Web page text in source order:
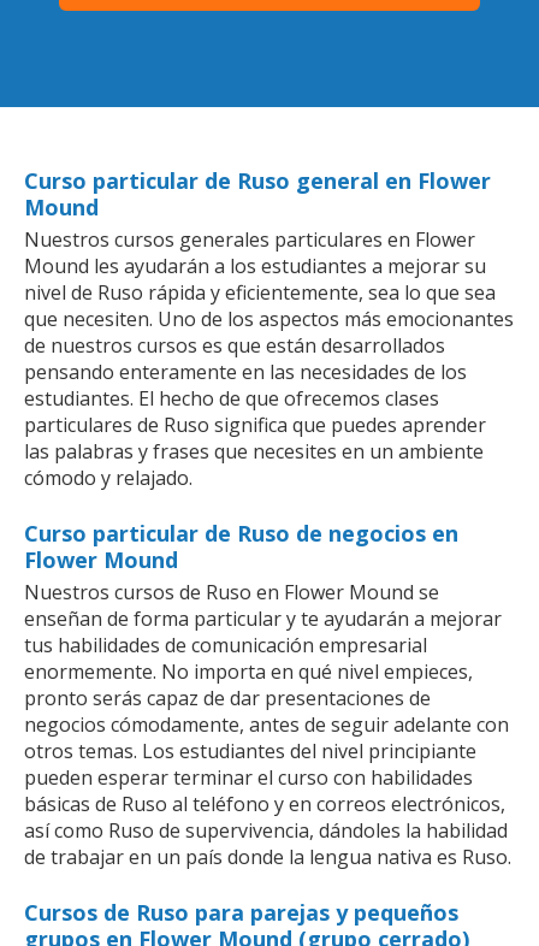
Curso particular de Ruso general en Flower
Mound
Nuestros cursos generales particulares en Flower
Mound les ayudarán a los estudiantes a mejorar su
nivel de Ruso rápida y eficientemente, sea lo que sea
que necesiten. Uno de los aspectos más emocionantes
de nuestros cursos es que están desarrollados
pensando enteramente en las necesidades de los
estudiantes. El hecho de que ofrecemos clases
particulares de Ruso significa que puedes aprender
las palabras y frases que necesites en un ambiente
cómodo y relajado.
Curso particular de Ruso de negocios en
Flower Mound
Nuestros cursos de Ruso en Flower Mound se
enseñan de forma particular y te ayudarán a mejorar
tus habilidades de comunicación empresarial
enormemente. No importa en qué nivel empieces,
pronto serás capaz de dar presentaciones de
negocios cómodamente, antes de seguir adelante con
otros temas. Los estudiantes del nivel principiante
pueden esperar terminar el curso con habilidades
básicas de Ruso al teléfono y en correos electrónicos,
así como Ruso de supervivencia, dándoles la habilidad
de trabajar en un país donde la lengua nativa es Ruso.
Cursos de Ruso para parejas y pequeños
grupos en Flower Mound (grupo cerrado)